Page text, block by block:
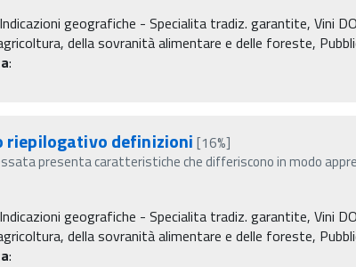
Indicazioni geografiche - Specialita tradiz. garantite, Vini
della sovranità alimentare e delle foreste,
:
riepilogativo definizioni [16%]
presenta caratteristiche che differiscono in modo
Indicazioni geografiche - Specialita tradiz. garantite, Vini
della sovranità alimentare e delle foreste,
: